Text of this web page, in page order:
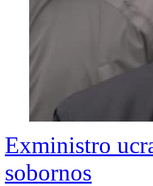
Exministro
sobornos